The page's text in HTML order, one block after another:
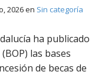
2026en Sin categoría
ha publicado
las bases
de becas de